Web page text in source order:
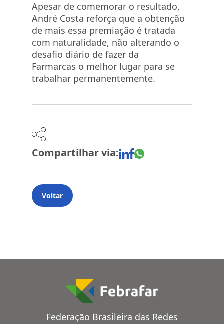
Apesar de comemorar o resultado,
André Costa reforça que a obtenção
de mais essa premiação é tratada
com naturalidade, não alterando o
desafio diário de fazer da
Farmarcas o melhor lugar para se
trabalhar permanentemente.
Compartilhar via:
Voltar
Federação Brasileira das Redes